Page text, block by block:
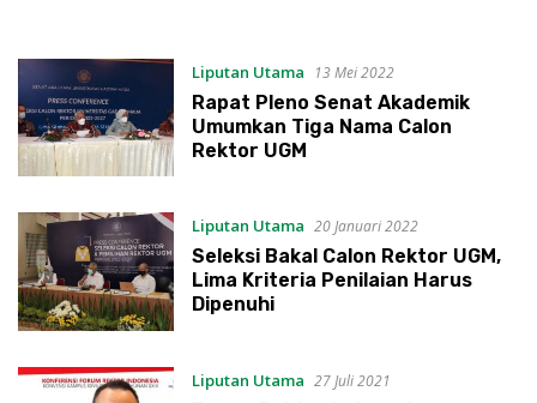
Liputan Utama 13 Mei 2022
Rapat Pleno Senat Akademik
Umumkan Tiga Nama Calon
Rektor UGM
Liputan Utama 20 Januari 2022
Seleksi Bakal Calon Rektor UGM,
Lima Kriteria Penilaian Harus
Dipenuhi
Liputan Utama 27 Juli 2021